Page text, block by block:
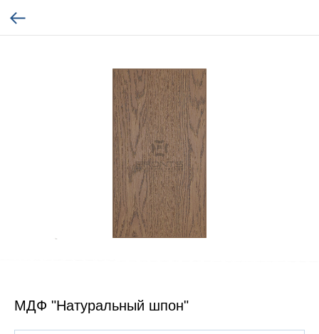
МДФ "Натуральный шпон"